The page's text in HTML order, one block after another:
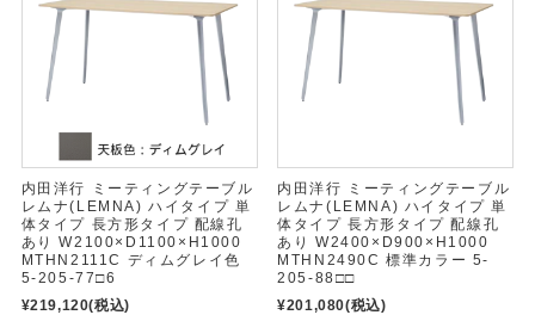
内田洋行 ミーティングテーブル
レムナ(LEMNA) ハイタイプ 単
体タイプ 長方形タイプ 配線孔
あり W2100×D1100×H1000
MTHN2111C ディムグレイ色
5-205-77□6
¥219,120(税込)
内田洋行 ミーティングテーブル
レムナ(LEMNA) ハイタイプ 単
体タイプ 長方形タイプ 配線孔
あり W2400×D900×H1000
MTHN2490C 標準カラー 5-
205-88□□
¥201,080(税込)